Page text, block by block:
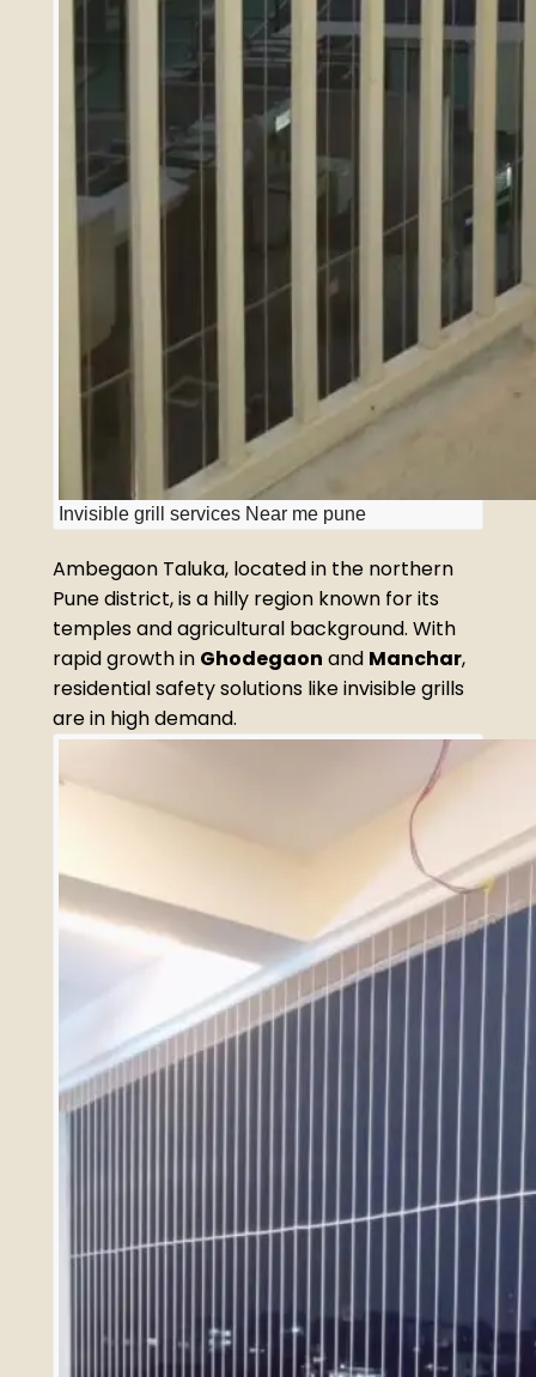
Invisible grill services Near me pune
Ambegaon Taluka, located in the northern
Pune district, is a hilly region known for its
temples and agricultural background. With
rapid growth in Ghodegaon and Manchar,
residential safety solutions like invisible grills
are in high demand.